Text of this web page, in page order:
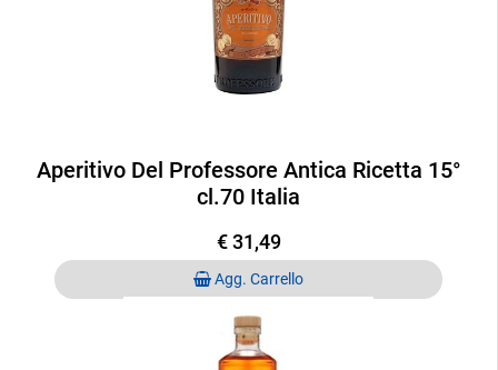
Aperitivo Del Professore Antica Ricetta 15°
cl.70 Italia
€ 31,49
Quantità
Agg. Carrello